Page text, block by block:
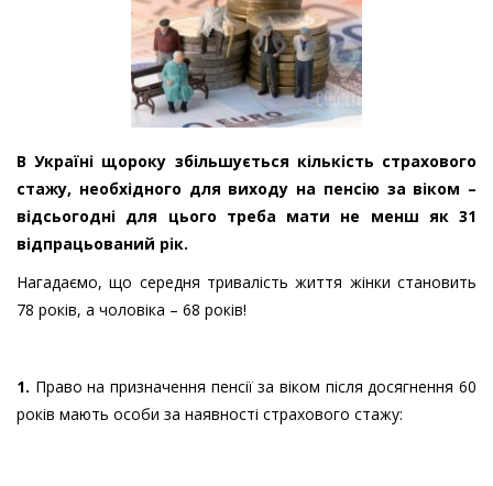
В Україні щороку збільшується кількість страхового
стажу, необхідного для виходу на пенсію за віком –
відсьогодні для цього треба мати не менш як 31
відпрацьований рік.
Нагадаємо, що середня тривалість життя жінки становить
78 років, а чоловіка – 68 років!
1. Право на призначення пенсії за віком після досягнення 60
років мають особи за наявності страхового стажу: